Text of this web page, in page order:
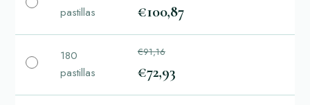
pastillas
€100,87
180
pastillas
€91,16
€72,93